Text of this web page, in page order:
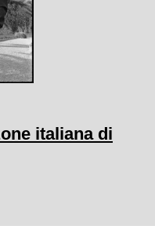
italiana di